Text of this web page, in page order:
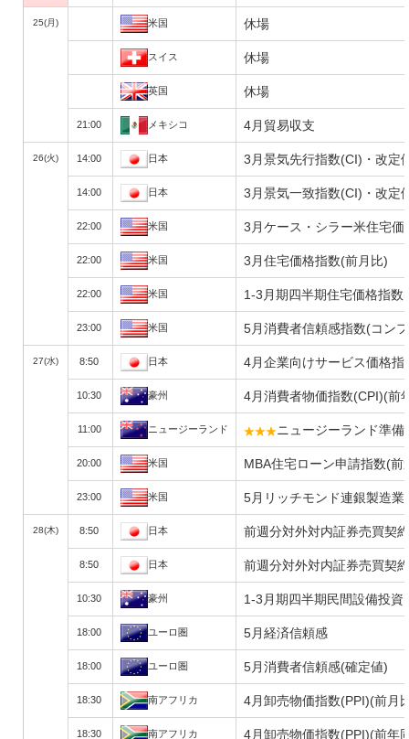
25(月) 米国 休場
スイス 休場
英国 休場
21:00 メキシコ 4月貿易収支
26(火) 14:00 日本 3月景気先行指数(CI)・改定
14:00 日本 3月景気一致指数(CI)・改定
22:00 米国 3月ケース・シラー米住宅
22:00 米国 3月住宅価格指数(前月比)
22:00 米国 1-3月期四半期住宅価格指
23:00 米国 5月消費者信頼感指数(コン
27(水) 8:50 日本 4月企業向けサービス価格
10:30 豪州 4月消費者物価指数(CPI)(前
11:00 ニュージーランド ニュージーランド準
20:00 米国 MBA住宅ローン申請指数(
23:00 米国 5月リッチモンド連銀製造
28(木) 8:50 日本 前週分対外対内証券売買契
8:50 日本 前週分対外対内証券売買契
10:30 豪州 1-3月期四半期民間設備投
18:00 ユーロ圏 5月経済信頼感
18:00 ユーロ圏 5月消費者信頼感(確定値)
18:30 南アフリカ 4月卸売物価指数(PPI)(前月
18:30 南アフリカ 4月卸売物価指数(PPI)(前年